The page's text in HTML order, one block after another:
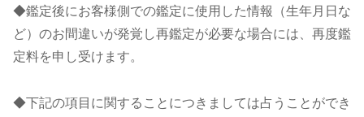
◆鑑定後にお客様側での鑑定に使用した情報（生年月日な
ど）のお間違いが発覚し再鑑定が必要な場合には、再度鑑
定料を申し受けます。
◆下記の項目に関することにつきましては占うことができ